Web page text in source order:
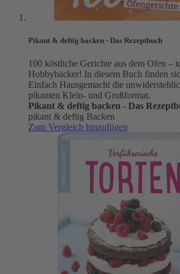
Pikant & deftig backen - Das Rezeptbuch
100 köstliche Gerichte aus dem Ofen –
Hobbybäcker! In diesem Buch finden
Einfach Hausgemacht die
pikanten Klein- und Großformat.
Pikant & deftig backen - Das
pikant & deftig Backen
Zum Vergleich hinzufügen